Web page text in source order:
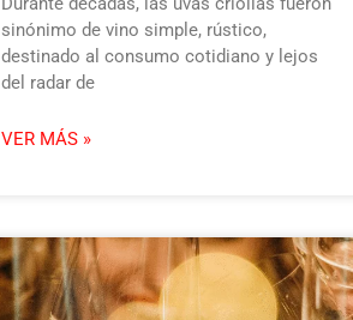
sinónimo de vino simple, rústico,
destinado al consumo cotidiano y lejos
del radar de
VER MÁS »